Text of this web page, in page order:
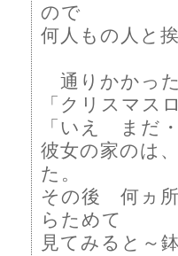
ので
何人もの人と
通りかかった
「クリスマ
「いえ まだ
彼女の家のは
た。
その後 何ヵ
らためて
見てみると～